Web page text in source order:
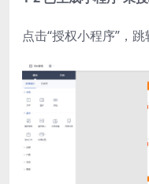
点击“授权小程序”，